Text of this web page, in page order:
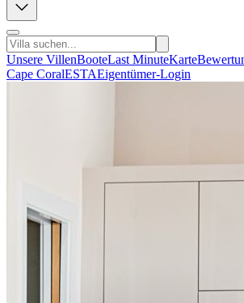
Unsere VillenBooteLast MinuteKarte
Cape CoralESTAEigentümer-Login